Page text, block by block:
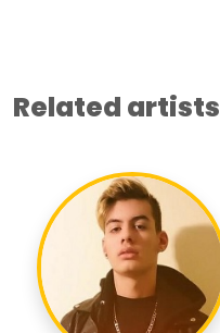
Related artists